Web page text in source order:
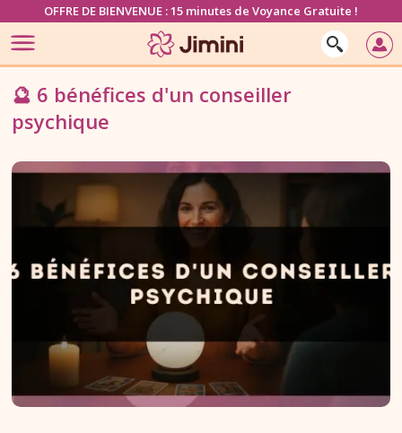
OFFRE DE BIENVENUE : 15 minutes de Voyance Gratuite !
🔮 6 bénéfices d'un conseiller
psychique